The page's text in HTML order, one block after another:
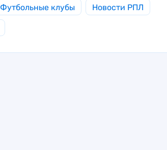
Футбольные клубы Новости РПЛ